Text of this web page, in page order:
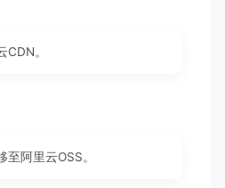
CDN。
至阿里云OSS。